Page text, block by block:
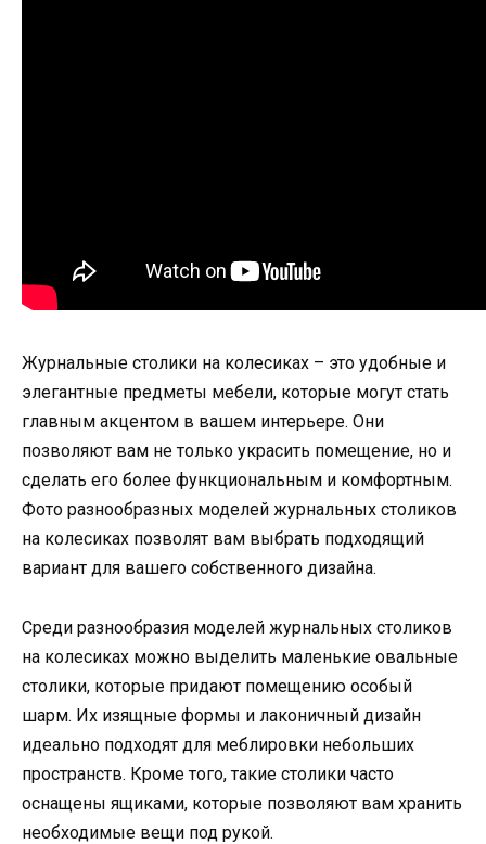
Журнальные столики на колесиках – это удобные и
элегантные предметы мебели, которые могут стать
главным акцентом в вашем интерьере. Они
позволяют вам не только украсить помещение, но и
сделать его более функциональным и комфортным.
Фото разнообразных моделей журнальных столиков
на колесиках позволят вам выбрать подходящий
вариант для вашего собственного дизайна.
Среди разнообразия моделей журнальных столиков
на колесиках можно выделить маленькие овальные
столики, которые придают помещению особый
шарм. Их изящные формы и лаконичный дизайн
идеально подходят для меблировки небольших
пространств. Кроме того, такие столики часто
оснащены ящиками, которые позволяют вам хранить
необходимые вещи под рукой.